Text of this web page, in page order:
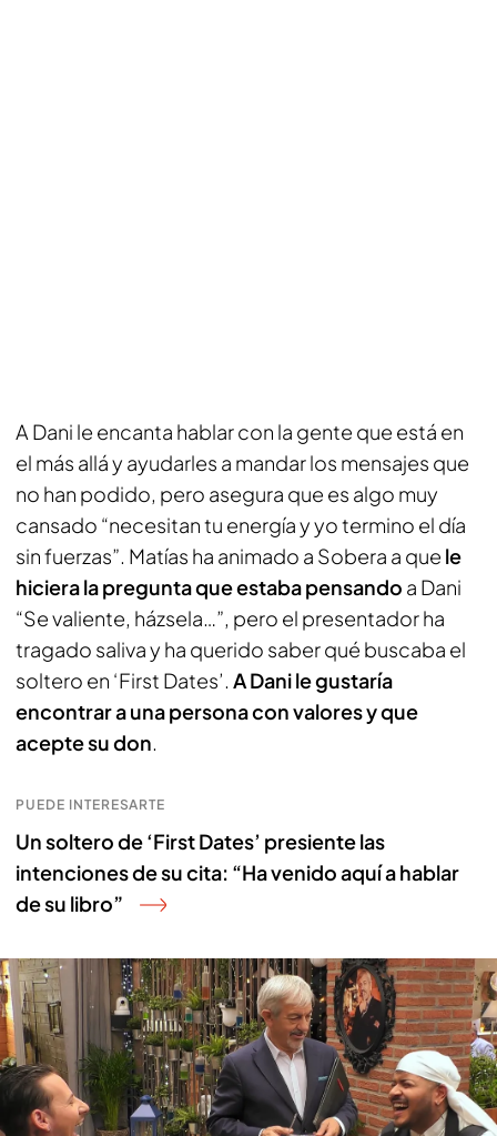
A Dani le encanta hablar con la gente que está en
el más allá y ayudarles a mandar los mensajes que
no han podido, pero asegura que es algo muy
cansado “necesitan tu energía y yo termino el día
sin fuerzas”. Matías ha animado a Sobera a que le
hiciera la pregunta que estaba pensando a Dani
“Se valiente, házsela…”, pero el presentador ha
tragado saliva y ha querido saber qué buscaba el
soltero en ‘First Dates’. A Dani le gustaría
encontrar a una persona con valores y que
acepte su don.
PUEDE INTERESARTE
Un soltero de ‘First Dates’ presiente las
intenciones de su cita: “Ha venido aquí a hablar
de su libro”